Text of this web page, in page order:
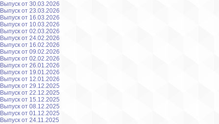
Выпуск от 30.03.2026
Выпуск от 23.03.2026
Выпуск от 16.03.2026
Выпуск от 10.03.2026
Выпуск от 02.03.2026
Выпуск от 24.02.2026
Выпуск от 16.02.2026
Выпуск от 09.02.2026
Выпуск от 02.02.2026
Выпуск от 26.01.2026
Выпуск от 19.01.2026
Выпуск от 12.01.2026
Выпуск от 29.12.2025
Выпуск от 22.12.2025
Выпуск от 15.12.2025
Выпуск от 08.12.2025
Выпуск от 01.12.2025
Выпуск от 24.11.2025